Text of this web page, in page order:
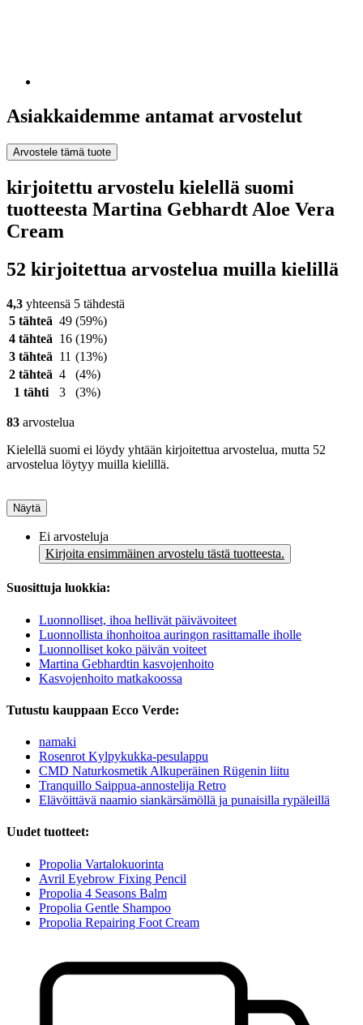
Asiakkaidemme antamat arvostelut
Arvostele tämä tuote
kirjoitettu arvostelu kielellä suomi
tuotteesta Martina Gebhardt Aloe Vera
Cream
52 kirjoitettua arvostelua muilla kielillä
4,3 yhteensä 5 tähdestä
5 tähteä 49 (59%)
4 tähteä 16 (19%)
3 tähteä 11 (13%)
2 tähteä 4
(4%)
1 tähti
3 (3%)
83 arvostelua
Kielellä suomi ei löydy yhtään kirjoitettua arvostelua, mutta 52
arvostelua löytyy muilla kielillä.
Näytä
Ei arvosteluja
Kirjoita ensimmäinen arvostelu tästä tuotteesta.
Suosittuja luokkia:
Luonnolliset, ihoa hellivät päivävoiteet
Luonnollista ihonhoitoa auringon rasittamalle iholle
Luonnolliset koko päivän voiteet
Martina Gebhardtin kasvojenhoito
Kasvojenhoito matkakoossa
Tutustu kauppaan Ecco Verde:
namaki
Rosenrot Kylpykukka-pesulappu
CMD Naturkosmetik Alkuperäinen Rügenin liitu
Tranquillo Saippua-annostelija Retro
Elävöittävä naamio siankärsämöllä ja punaisilla rypäleillä
Uudet tuotteet:
Propolia Vartalokuorinta
Avril Eyebrow Fixing Pencil
Propolia 4 Seasons Balm
Propolia Gentle Shampoo
Propolia Repairing Foot Cream